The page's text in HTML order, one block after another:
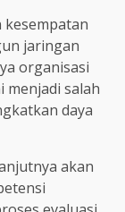
kesempatan
jaringan
organisasi
menjadi salah
daya
akan